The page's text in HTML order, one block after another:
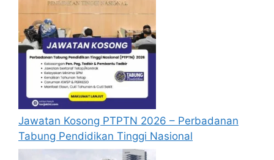
Bidang Pengkhususan Yang ditawarkan:
Jawatan Kosong PTPTN 2026 – Perbadanan
Tabung Pendidikan Tinggi Nasional